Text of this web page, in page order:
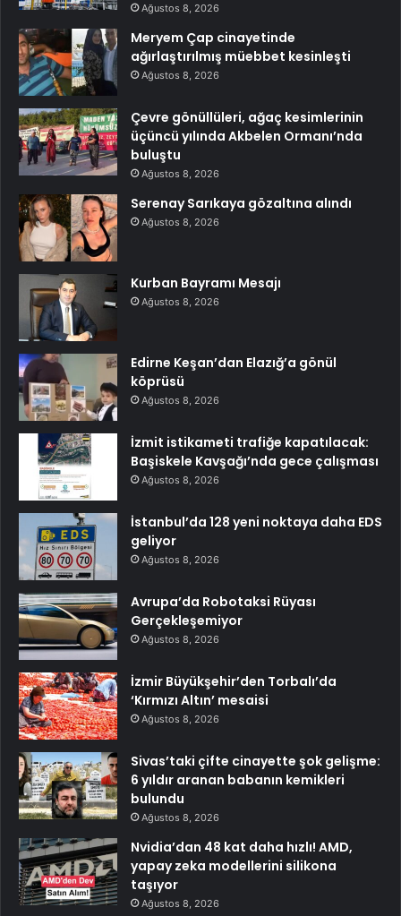
Ağustos 8, 2026
Meryem Çap cinayetinde
ağırlaştırılmış müebbet kesinleşti
Ağustos 8, 2026
Çevre gönüllüleri, ağaç kesimlerinin
üçüncü yılında Akbelen Ormanı’nda
buluştu
Ağustos 8, 2026
Serenay Sarıkaya gözaltına alındı
Ağustos 8, 2026
Kurban Bayramı Mesajı
Ağustos 8, 2026
Edirne Keşan’dan Elazığ’a gönül
köprüsü
Ağustos 8, 2026
İzmit istikameti trafiğe kapatılacak:
Başiskele Kavşağı’nda gece çalışması
Ağustos 8, 2026
İstanbul’da 128 yeni noktaya daha EDS
geliyor
Ağustos 8, 2026
Avrupa’da Robotaksi Rüyası
Gerçekleşemiyor
Ağustos 8, 2026
İzmir Büyükşehir’den Torbalı’da
‘Kırmızı Altın’ mesaisi
Ağustos 8, 2026
Sivas’taki çifte cinayette şok gelişme:
6 yıldır aranan babanın kemikleri
bulundu
Ağustos 8, 2026
Nvidia’dan 48 kat daha hızlı! AMD,
yapay zeka modellerini silikona
taşıyor
Ağustos 8, 2026